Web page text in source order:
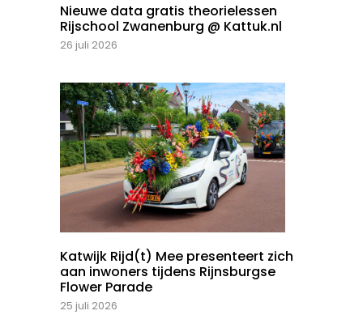
Nieuwe data gratis theorielessen
Rijschool Zwanenburg @ Kattuk.nl
26 juli 2026
Katwijk Rijd(t) Mee presenteert zich
aan inwoners tijdens Rijnsburgse
Flower Parade
25 juli 2026